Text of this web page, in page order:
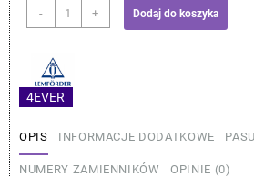
4EVER
-
ilość
BMW
Mocujący
Przedni
-
31126777753
+ Dodaj do koszyka
OPIS INFORMACJE DODATKOWE
NUMERY ZAMIENNIKÓW OPINIE (0)